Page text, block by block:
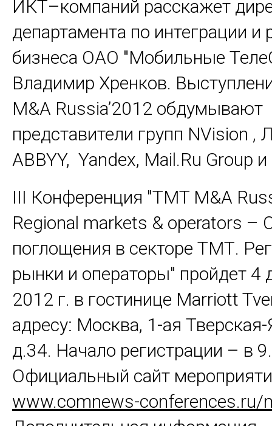
ИКТ–компаний расскажет
департамента по интеграции и
бизнеса ОАО "Мобильные
Владимир Хренков.
M&A Russia’2012 обдумывают
представители групп NVision
ABBYY, Yandex, Mail.Ru Group
III Конференция "TMT M&A
Regional markets & operators –
поглощения в секторе ТМТ.
рынки и операторы" пройдет 4
2012 г. в гостинице Marriott
адресу: Москва, 1-ая
д.34. Начало регистрации – в
Официальный сайт
www.comnews-conferences.ru/